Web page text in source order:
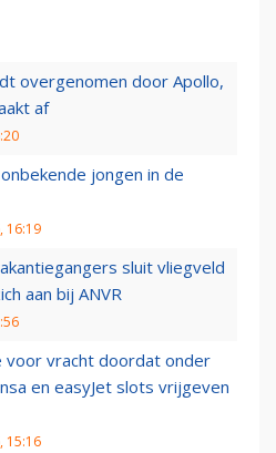
overgenomen door Apollo,
af
jongen in de
16:19
sluit vliegveld
aan bij ANVR
voor vracht doordat onder
en easyJet slots vrijgeven
15:16